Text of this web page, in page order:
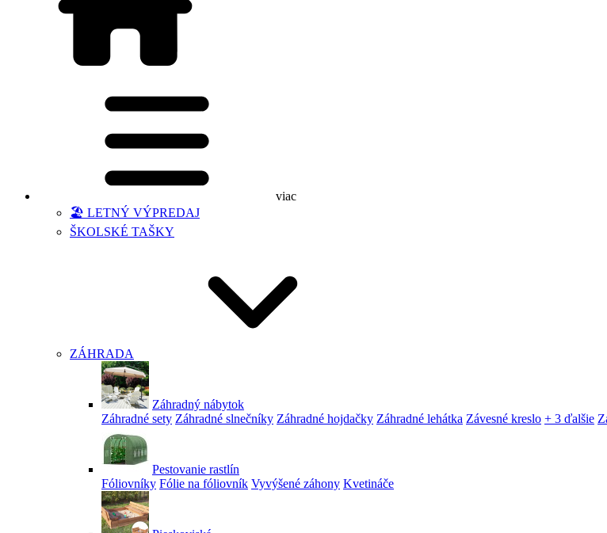
viac
🏖️ LETNÝ VÝPREDAJ
ŠKOLSKÉ TAŠKY
ZÁHRADA
Záhradný nábytok
Záhradné sety Záhradné slnečníky Záhradné hojdačky Záhradné lehátka Závesné kreslo + 3 ďalšie
Pestovanie rastlín
Fóliovníky Fólie na fóliovník Vyvýšené záhony Kvetináče